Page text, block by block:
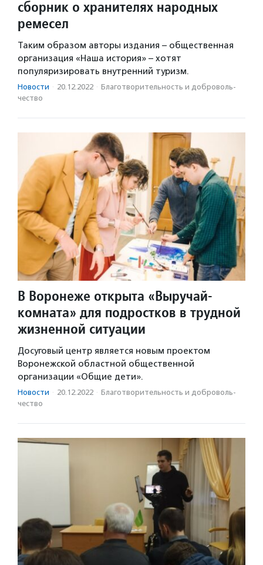
сборник о хранителях народных
ремесел
Таким образом авторы издания – общественная
организация «Наша история» – хотят
популяризировать внутренний туризм.
Новости · 20.12.2022 · Благотвори­тель­ность и доброволь­
чест­во
В Воронеже открыта «Выручай-
комната» для подростков в трудной
жизненной ситуации
Досуговый центр является новым проектом
Воронежской областной общественной
организации «Общие дети».
Новости · 20.12.2022 · Благотвори­тель­ность и доброволь­
чест­во